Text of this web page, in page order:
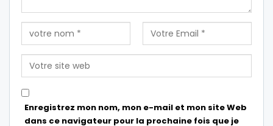
Enregistrez mon nom, mon e-mail et mon site Web
dans ce navigateur pour la prochaine fois que je